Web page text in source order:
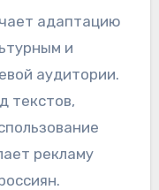
адаптацию
и
аудитории.
текстов,
рекламу